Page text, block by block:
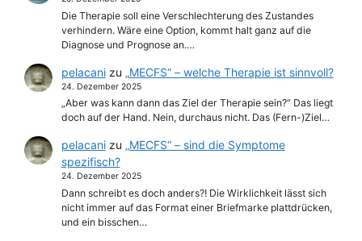
Die Therapie soll eine Verschlechterung des Zustandes
verhindern. Wäre eine Option, kommt halt ganz auf die
Diagnose und Prognose an.…
pelacanizu „MECFS“ – welche Therapie ist sinnvoll?
24. Dezember 2025
„Aber was kann dann das Ziel der Therapie sein?“ Das liegt
doch auf der Hand. Nein, durchaus nicht. Das (Fern-)Ziel…
pelacanizu „MECFS“ – sind die Symptome
spezifisch?
24. Dezember 2025
Dann schreibt es doch anders?! Die Wirklichkeit lässt sich
nicht immer auf das Format einer Briefmarke plattdrücken,
und ein bisschen…